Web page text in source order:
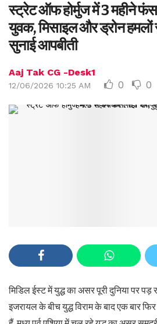
स्ट्रेट ऑफ होर्मुज में 3 महीने
युवक, मिसाइल और ड्रोन
सुनाई आपबीती
Aaj Tak CG -Desk1
12/06/2026 10:25 AM 0 0
मिडिल ईस्ट में युद्ध का असर पूरी दुनिया पर पड़
इजरायल के बीच युद्ध विराम के बाद एक बार